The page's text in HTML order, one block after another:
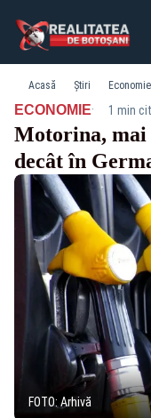
Acasă Știri Economie
ECONOMIE· 1 min
Motorina, mai
decât în
FOTO: Arhivă